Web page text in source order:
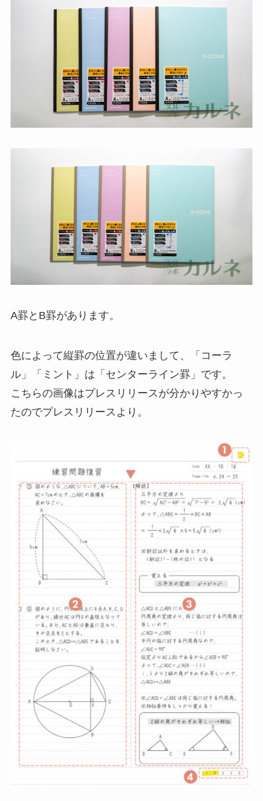
A罫とB罫があります。
色によって縦罫の位置が違いまして、「コーラ
ル」「ミント」は「センターライン罫」です。
こちらの画像はプレスリリースが分かりやすかっ
たのでプレスリリースより。